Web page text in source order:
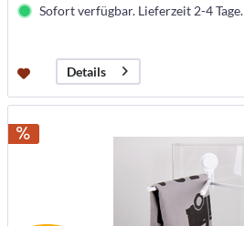
Sofort verfügbar. Lieferzeit 2-4 Tage.
Details